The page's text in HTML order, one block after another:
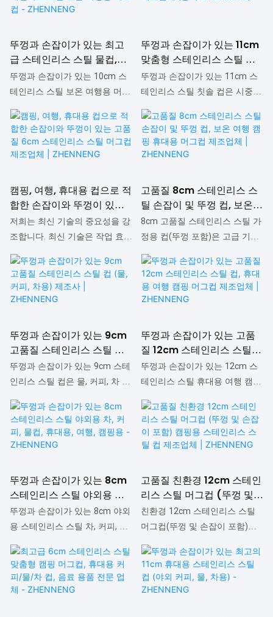
점을 자랑하며 시장에서 높은 평
은 기존 제품의 단점을 분석하고
지속적으로 개선해 왔습니다. 친
환경 손잡이형 뚜껑 물컵 13cm
대용량 스테인리스 스틸 컵은 고
객의 요구에 따라 사양을 맞춤
제작할 수 있습니다. 다양한 생산
기술을 적용하여 제작된 이 제품
은 우수한 시장 반응과 고객 평
판을 바탕으로 치열한 시장 경쟁
없이 변화하는 시장 환경에 효과
적으로 대응하고 있습니다. 맞춤
제작 서비스도 제공합니다.
있습니다. ZHENNENG은 기존 제
품의 단점을 분석하고 지속적으
로 개선해 왔습니다. 7cm 금속
스테인리스 스틸 여행용 머그컵
(뚜껑과 손잡이 포함)은 고객의
요구에 따라 맞춤 제작이 가능합
니다. ZHENNENG은 인재와 기술
력에 대한 끊임없는 투자를 통해
오랫동안 강력한 시장 경쟁력을
춤 제작도 환영합니다.
뚜껑과 손잡이가 있는 최고
급 스테인리스 스틸 물컵,
10cm 스테인리스 스틸 보온
여행용 머그컵 - ZHENNENG
뚜껑과 손잡이가 있는 10cm 스
테인리스 스틸 보온 여행용 머그
컵은 시중 유사 제품과 비교했을
때 성능, 품질, 외관 등에서 비교
할 수 없는 탁월한 장점을 자랑
하며 시장에서 높은 평판을 얻고
로 개선해 왔습니다. 뚜껑과 손잡
이가 있는 10cm 스테인리스 스
틸 보온 여행용 머그컵의 사양은
고객의 요구에 따라 맞춤 제작이
가능합니다. 효율적인 제조 공정
을 통해 친환경 10cm 스테인리
스 스틸 뚜껑형 보온컵 등 다양
한 용도로 활용 가능한 이 제품
고 있습니다.
뚜껑과 손잡이가 있는 11cm
맞춤형 스테인리스 스틸 칫
솔 컵 제조업체 (중국
ZHENNENG)
뚜껑과 손잡이가 있는 11cm 스
테인리스 스틸 칫솔 컵은 시중의
유사 제품과 비교했을 때 성능,
품질, 외관 등 모든 면에서 비교
할 수 없는 탁월한 장점을 자랑
하며 시장에서 높은 평판을 얻고
로 개선해 왔습니다. 11cm 스테
인리스 스틸 칫솔 컵은 고객의
요구에 따라 맞춤 제작이 가능하
며, 제품 제조 공정에 첨단 기술
을 적용했습니다. 휴대하기 편리
한 11cm 스테인리스 스틸 칫솔
컵은 일상생활에서 널리 사용되
며 높은 인지도를 자랑합니다.
캠핑, 여행, 휴대용 컵으로 적
합한 손잡이와 뚜껑이 있는
고품질 6cm 스테인리스 스
틸 머그컵 제조업체 |
저희는 최신 기술의 중요성을 강
조합니다. 최신 기술은 작업 효율
성을 향상시키고 6cm 손잡이형
스테인리스 스틸 컵/머그의 품질
을 보장할 수 있기 때문입니다.
캠핑이나 여행 시 휴대하기 좋은
능, 품질, 외관 등에서 탁월한 장
점을 자랑하며 시장에서 높은 인
기를 얻고 있습니다. ZHENNENG
은 기존 제품의 단점을 분석하고
지속적으로 개선하고 있습니다.
6cm 손잡이형 스테인리스 스틸
머그는 고객의 요구에 따라 맞춤
제작이 가능합니다. 저희는 스테
및 주방용품 생산을 전문으로 합
니다.
고품질 8cm 스테인리스 스
틸 손잡이 및 뚜껑 컵, 보온
여행 캠핑 휴대용 머그컵 제
조업체 | ZHENNENG
8cm 고품질 스테인리스 스틸 가
정용 컵(뚜껑 포함)은 고급 기술
을 적용하여 완벽하게 제작되었
습니다. 국내외 고객의 다양한 요
구를 충족하도록 설계되었으며,
품질 인증을 획득했습니다. 따라
서 비교할 수 없는 탁월한 장점
을 가지고 있으며, 시장에서 좋은
평판을 얻고 있습니다.
ZHENNENG은 기존 제품의 단점
을 분석하고 지속적으로 개선해
왔습니다. 8cm 스테인리스 스틸
컵(뚜껑 포함)은 고객의 요구에
따라 맞춤 제작이 가능하며, 더욱
다. 고객의 정확한 요구 사항에
맞춰 맞춤 제작도 가능합니다.
뚜껑과 손잡이가 있는 9cm
고품질 스테인리스 스틸 컵
(물, 커피, 차용) 제조사 |
ZHENNENG
뚜껑과 손잡이가 있는 9cm 스테
인리스 스틸 컵은 물, 커피, 차 등
을 담기에 적합하며, 시중의 유사
제품과 비교했을 때 성능, 품질,
외관 등 모든 면에서 비교할 수
없는 탁월한 장점을 자랑하며 시
점을 보완하고 지속적으로 개선
해 왔습니다. 9cm 스테인리스 스
틸 컵(뚜껑 및 손잡이 포함)은 고
객의 요구에 따라 맞춤 제작이
가능합니다. 9cm 가정용 스테인
리스 스틸 컵(뚜껑 및 손잡이 포
함)은 일상생활에서 필수적인 제
품이며, 여러 세대에 걸쳐 업그레
뚜껑과 손잡이가 있는 고품
질 12cm 스테인리스 스틸
컵, 휴대용 여행 캠핑 머그컵
제조업체 | ZHENNENG
뚜껑과 손잡이가 있는 12cm 스
테인리스 스틸 휴대용 여행 캠핑
컵은 시중 유사 제품과 비교했을
때 성능, 품질, 외관 등에서 비교
할 수 없는 탁월한 장점을 자랑
하며 시장에서 높은 평판을 얻고
로 개선해 왔습니다. 12cm 스테
인리스 스틸 뚜껑 및 손잡이 컵
은 고객의 요구에 따라 맞춤 제
작이 가능하며, 제품 제조 공정에
첨단 기술을 적용했습니다. 머그
컵 분야에서 12cm 친환경 스테
인리스 스틸 주방 컵(뚜껑 및 손
잡이 포함)은 높은 인지도와 폭
뚜껑과 손잡이가 있는 8cm
스테인리스 스틸 야외용 차,
커피, 물컵, 휴대용, 여행, 캠
핑용 - ZHENNENG
뚜껑과 손잡이가 있는 8cm 야외
용 스테인리스 스틸 차, 커피, 물
컵은 휴대용 여행 캠핑용 컵으로,
시중 유사 제품과 비교했을 때
성능, 품질, 외관 등에서 비교할
수 없는 탁월한 장점을 자랑하며
고품질 친환경 12cm 스테인
리스 스틸 머그컵 (뚜껑 및
손잡이 포함) 캠핑용 스테인
리스 스틸 컵 제조업체 |
친환경 12cm 스테인리스 스틸
머그컵(뚜껑 및 손잡이 포함)은
시중 유사 제품과 비교했을 때
성능, 품질, 외관 등에서 비교할
수 없는 탁월한 장점을 자랑하며
시장에서 좋은 평판을 얻고 있습